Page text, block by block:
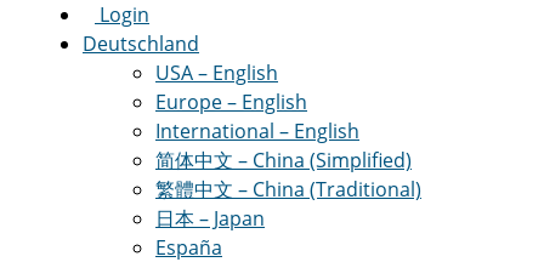
Login
Deutschland
USA – English
Europe – English
International – English
简体中文 – China (Simplified)
繁體中文 – China (Traditional)
日本 – Japan
España